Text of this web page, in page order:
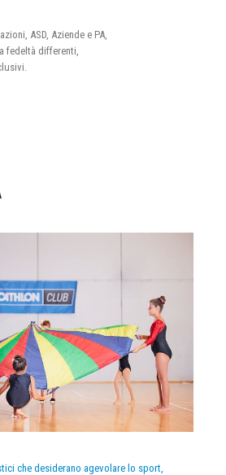
ASD, Aziende e PA,
fedeltà differenti,
che desiderano agevolare lo sport,